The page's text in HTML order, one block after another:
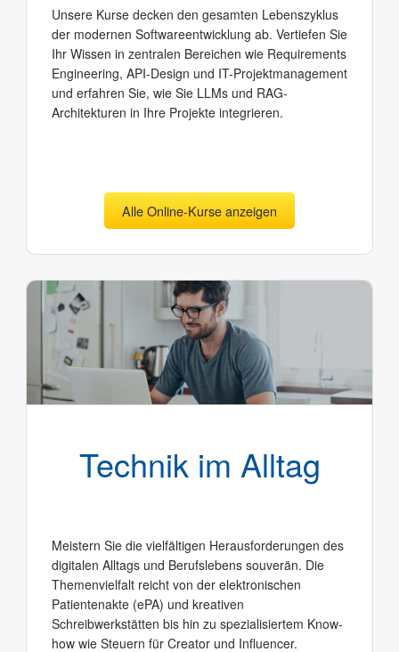
Unsere Kurse decken den gesamten Lebenszyklus
der modernen Softwareentwicklung ab. Vertiefen Sie
Ihr Wissen in zentralen Bereichen wie Requirements
Engineering, API-Design und IT-Projektmanagement
und erfahren Sie, wie Sie LLMs und RAG-
Architekturen in Ihre Projekte integrieren.
Alle Online-Kurse anzeigen
Technik im Alltag
Meistern Sie die vielfältigen Herausforderungen des
digitalen Alltags und Berufslebens souverän. Die
Themenvielfalt reicht von der elektronischen
Patientenakte (ePA) und kreativen
Schreibwerkstätten bis hin zu spezialisiertem Know-
how wie Steuern für Creator und Influencer.